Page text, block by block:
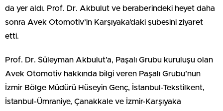
da yer aldı. Prof. Dr. Akbulut ve beraberindeki heyet daha
sonra Avek Otomotiv’in Karşıyaka’daki şubesini ziyaret
etti.
Prof. Dr. Süleyman Akbulut’a, Paşalı Grubu kuruluşu olan
Avek Otomotiv hakkında bilgi veren Paşalı Grubu’nun
İzmir Bölge Müdürü Hüseyin Genç, İstanbul-Tekstilkent,
İstanbul-Ümraniye, Çanakkale ve İzmir-Karşıyaka